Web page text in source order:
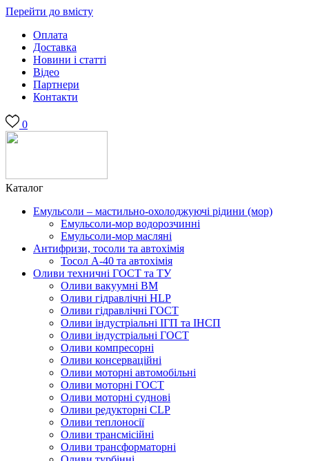
Перейти до вмісту
Оплата
Доставка
Новини і статті
Відео
Партнери
Контакти
0
Каталог
Емульсоли – мастильно-охолоджуючі рідини (мор)
Емульсоли-мор водорозчинні
Емульсоли-мор масляні
Антифризи, тосоли та автохімія
Тосол А-40 та автохімія
Оливи техничні ГОСТ та ТУ
Оливи вакуумні ВМ
Оливи гідравлічні HLP
Оливи гідравлічні ГОСТ
Оливи індустріальні ІГП та ІНСП
Оливи індустріальні ГОСТ
Оливи компресорні
Оливи консерваційні
Оливи моторні автомобільні
Оливи моторні ГОСТ
Оливи моторні суднові
Оливи редукторні CLP
Оливи теплоносії
Оливи трансмісійні
Оливи трансформаторні